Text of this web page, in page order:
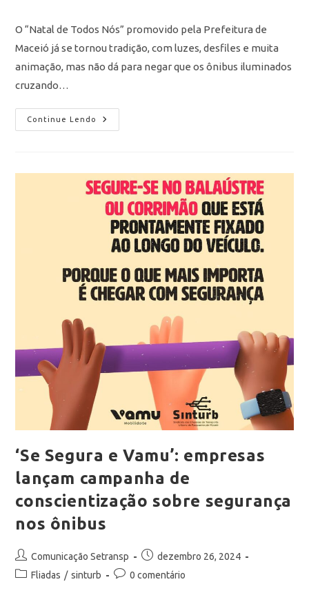
O “Natal de Todos Nós” promovido pela Prefeitura de
Maceió já se tornou tradição, com luzes, desfiles e muita
animação, mas não dá para negar que os ônibus iluminados
cruzando…
Continue Lendo
‘Se Segura e Vamu’: empresas
lançam campanha de
conscientização sobre segurança
nos ônibus
Comunicação Setransp
dezembro 26, 2024
Fliadas / sinturb 0 comentário